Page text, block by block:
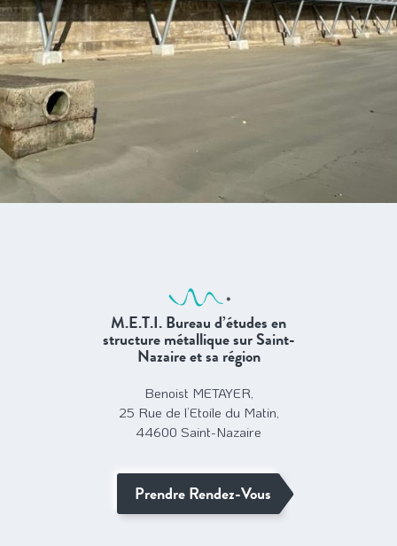
M.E.T.I. Bureau d’études en
structure métallique sur Saint-
Nazaire et sa région
Benoist METAYER,
25 Rue de l’Etoile du Matin,
44600 Saint-Nazaire
Prendre Rendez-Vous